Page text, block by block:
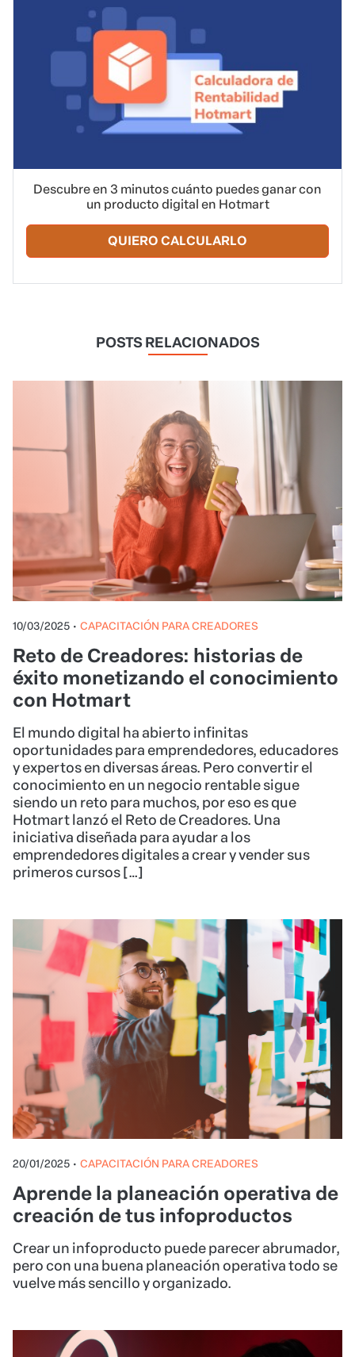
Descubre en 3 minutos cuánto puedes ganar con
un producto digital en Hotmart
QUIERO CALCULARLO
POSTS RELACIONADOS
10/03/2025 • CAPACITACIÓN PARA CREADORES
Reto de Creadores: historias de
éxito monetizando el conocimiento
con Hotmart
El mundo digital ha abierto infinitas
oportunidades para emprendedores, educadores
y expertos en diversas áreas. Pero convertir el
conocimiento en un negocio rentable sigue
siendo un reto para muchos, por eso es que
Hotmart lanzó el Reto de Creadores. Una
iniciativa diseñada para ayudar a los
emprendedores digitales a crear y vender sus
primeros cursos […]
20/01/2025 • CAPACITACIÓN PARA CREADORES
Aprende la planeación operativa de
creación de tus infoproductos
Crear un infoproducto puede parecer abrumador,
pero con una buena planeación operativa todo se
vuelve más sencillo y organizado.